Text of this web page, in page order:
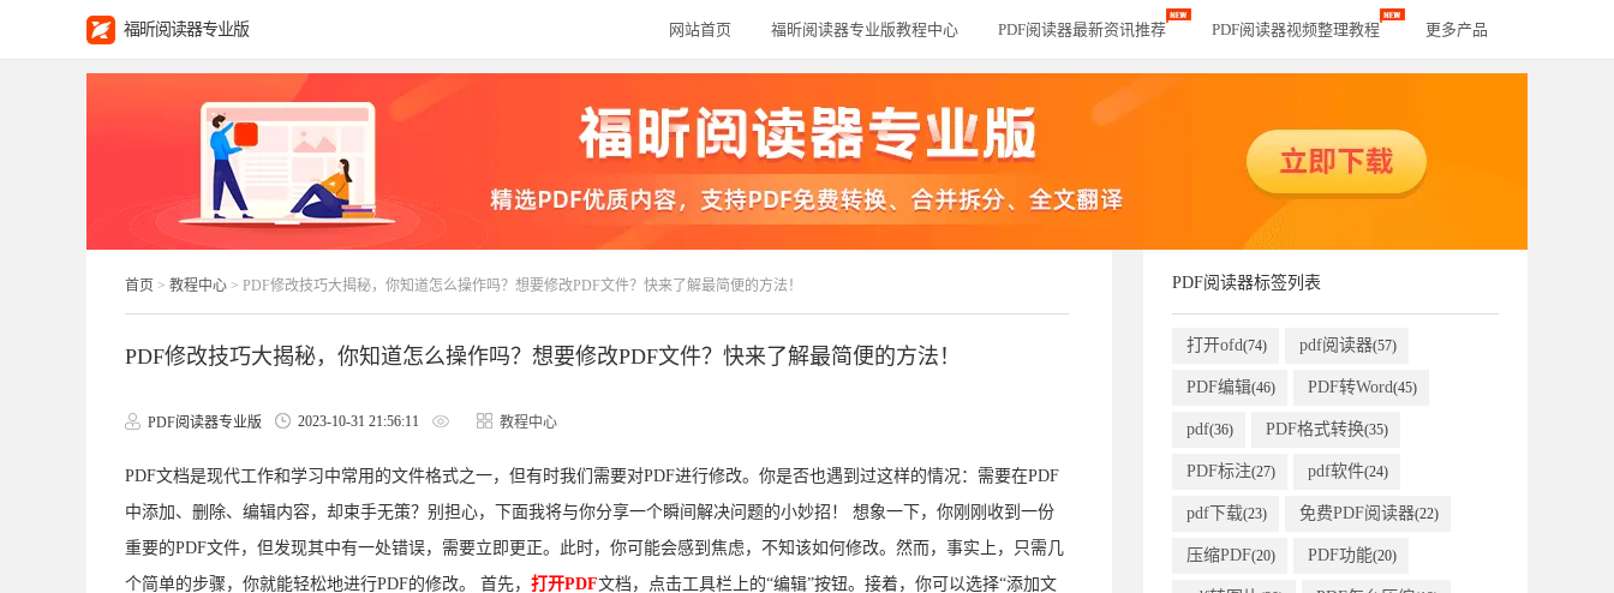
福昕阅读器专业版 网站首页 福昕阅读器专业版教程中心 PDF阅读器最新资讯推荐 PDF阅读器视频整理教程 更多产品
首页 > 教程中心 > PDF修改技巧大揭秘，你知道怎么操作吗？想要修改PDF文件？快来了解最简便的方法！
PDF修改技巧大揭秘，你知道怎么操作吗？想要修改PDF文件？快来了解最简便的方法！
PDF阅读器专业版 2023-10-31 21:56:11 教程中心
PDF文档是现代工作和学习中常用的文件格式之一，但有时我们需要对PDF进行修改。你是否也遇到过这样的情况：需要在PDF
中添加、删除、编辑内容，却束手无策？别担心，下面我将与你分享一个瞬间解决问题的小妙招！ 想象一下，你刚刚收到一份
重要的PDF文件，但发现其中有一处错误，需要立即更正。此时，你可能会感到焦虑，不知该如何修改。然而，事实上，只需几
个简单的步骤，你就能轻松地进行PDF的修改。 首先， 打开PDF文档，点击工具栏上的“编辑”按钮。接着，你可以选择“添加文
PDF阅读器标签列表
打开ofd(74) pdf阅读器(57)
PDF编辑(46) PDF转Word(45)
pdf(36) PDF格式转换(35)
PDF标注(27) pdf软件(24)
pdf下载(23) 免费PDF阅读器(22)
压缩PDF(20) PDF功能(20)